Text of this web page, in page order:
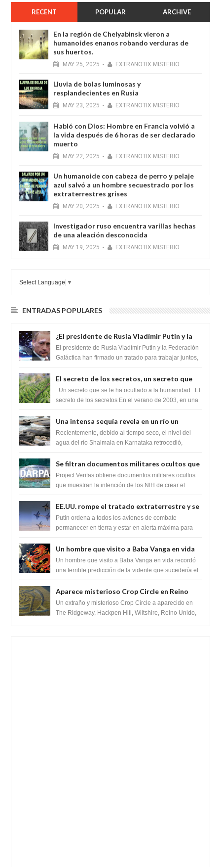
RECENT POPULAR ARCHIVE
En la región de Chelyabinsk vieron a
humanoides enanos robando verduras de
sus huertos.
MAY 25, 2025 - EXTRANOTIX MISTERIO
Lluvia de bolas luminosas y
resplandecientes en Rusia
MAY 23, 2025 - EXTRANOTIX MISTERIO
Habló con Dios: Hombre en Francia volvió a
la vida después de 6 horas de ser declarado
muerto
MAY 22, 2025 - EXTRANOTIX MISTERIO
Un humanoide con cabeza de perro у pelaje
azul salvó a un hombre secuestrado por los
extraterrestres grises
MAY 20, 2025 - EXTRANOTIX MISTERIO
Investigador ruso encuentra varillas hechas
de una aleación desconocida
MAY 19, 2025 - EXTRANOTIX MISTERIO
Select Language ▼
ENTRADAS POPULARES
¿El presidente de Rusia Vladímir Putin y la
Federación Galactica han firmado un
tratado para acabar con los Sionistas?
El presidente de Rusia Vladímir Putin y la Federación
Galáctica han firmado un tratado para trabajar juntos,
El secreto de los secretos, un secreto que
cambiaría por completo el destino de la
humanidad
Un secreto que se le ha ocultado a la humanidad El
secreto de los secretos En el verano de 2003, en una
Una intensa sequía revela en un río un
impresionante hallazgo de miles de Shiva
Lingas
Recientemente, debido al tiempo seco, el nivel del
agua del río Shalmala en Karnataka retrocedió,
Se filtran documentos militares ocultos que
muestran la intención de los NIH de crear el
SARS-CoV-2, utilizando la investigación de
Project Veritas obtiene documentos militares ocultos
que muestran la intención de los NIH de crear el
EE.UU. rompe el tratado extraterrestre y se
prepara para destruir el misterioso satélite
"Caballero Negro"
Putin ordena a todos los aviones de combate
permanecer en tierra y estar en alerta máxima para
Un hombre que visito a Baba Vanga en vida
recordó la terrible predicción de la vidente
para febrero de 2022.
Un hombre que visito a Baba Vanga en vida recordó
una terrible predicción de la vidente que sucedería el
Aparece misterioso Crop Circle en Reino
Unido 23 de junio 2016
Un extraño y misterioso Crop Circle a aparecido en
The Ridgeway, Hackpen Hill, Wiltshire, Reino Unido,